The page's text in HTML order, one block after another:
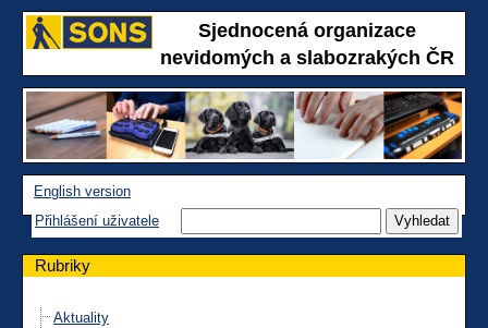
Sjednocená organizace
nevidomých a slabozrakých ČR
English version
Přihlášení uživatele
Rubriky
Aktuality